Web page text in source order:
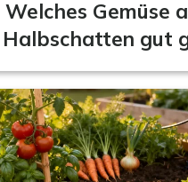
Welches Gemüse
Halbschatten gut